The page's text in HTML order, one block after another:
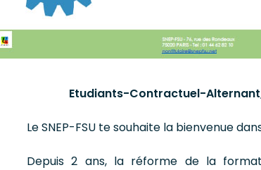
Etudiants-Contractuel-
Le SNEP-FSU te souhaite la bienvenue
Depuis 2 ans, la réforme de la